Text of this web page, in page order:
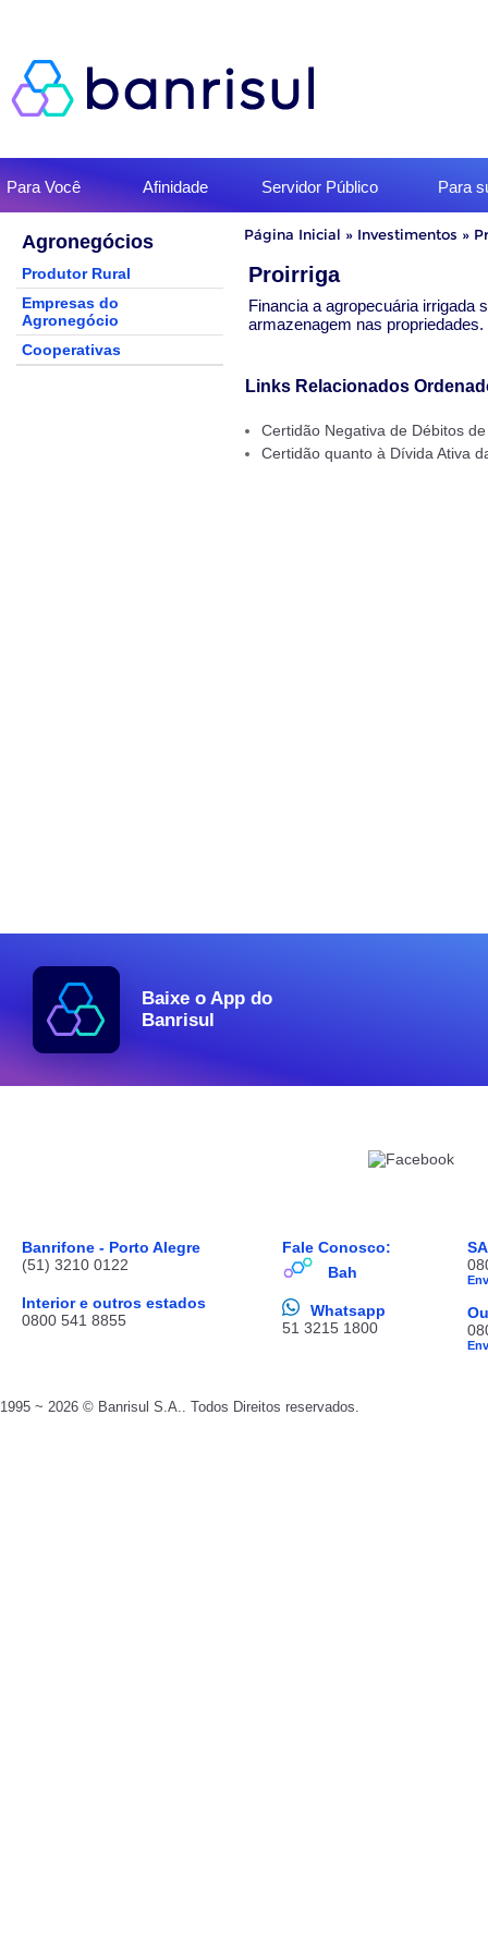
do
menu
Para Você Afinidade Servidor Público Para
Agronegócios
Produtor Rural
Empresas do
Agronegócio
Cooperativas
Início
conteúdo
Página Inicial » Investimentos »
Proirriga
Financia a agropecuária irrigada
armazenagem nas propriedades.
Links Relacionados
Certidão Negativa de Débitos
Certidão quanto à Dívida Ativa
Baixe o App do
Banrisul
Banrifone - Porto Alegre
(51) 3210 0122
Interior e outros estados
0800 541 8855
Fale Conosco:
Bah
Whatsapp
51 3215 1800
1995 ~ 2026 © Banrisul S.A.. Todos Direitos reservados.